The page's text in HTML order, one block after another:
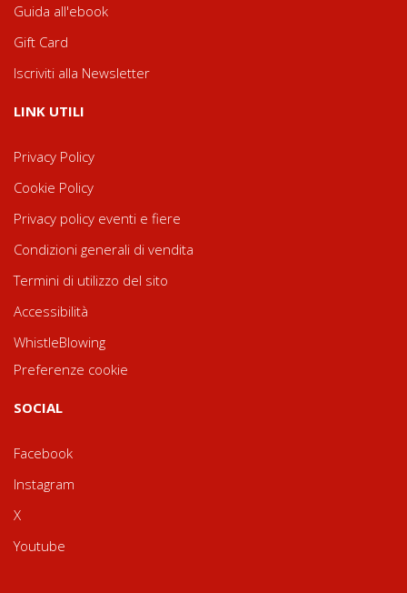
Guida all'ebook
Gift Card
Iscriviti alla Newsletter
LINK UTILI
Privacy Policy
Cookie Policy
Privacy policy eventi e fiere
Condizioni generali di vendita
Termini di utilizzo del sito
Accessibilità
WhistleBlowing
Preferenze cookie
SOCIAL
Facebook
Instagram
X
Youtube